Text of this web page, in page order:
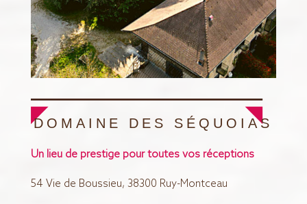
DOMAINE DES SÉQUOIAS
Un lieu de prestige pour toutes vos réceptions
54 Vie de Boussieu, 38300 Ruy-Montceau